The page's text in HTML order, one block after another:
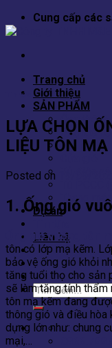
Skip
to
Cung cấp các
Trang chủ
Giới thiệu
SẢN PHẨM
Ống
Phụ kiện
Van gió
Tủ PCCC
Thang
Dự án
Liên hệ
Tìm
kiếm:
Contact
Tin tức
LỰA CHỌN
LIỆU TÔN
Posted on
1. Ống gió
Ống gió vuông tôn
tôn có lớp mạ kẽm.
bảo vệ ống gió khỏi
tăng tuổi thọ cho sản
sẽ làm tăng tính thẩm
tôn mạ kẽm đang
thông gió và điều hòa
dựng lớn như: chung
mại,…